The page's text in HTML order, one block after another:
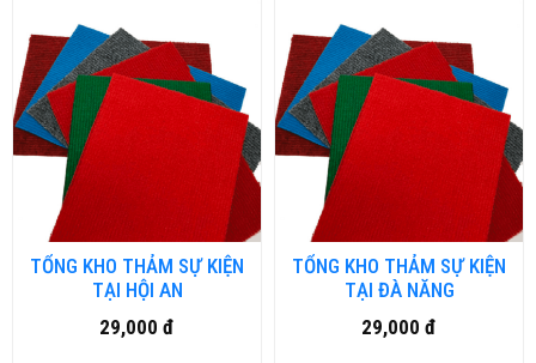
TỔNG KHO THẢM SỰ KIỆN
TẠI HỘI AN
29,000 đ
TỔNG KHO THẢM SỰ KIỆN
TẠI ĐÀ NĂNG
29,000 đ